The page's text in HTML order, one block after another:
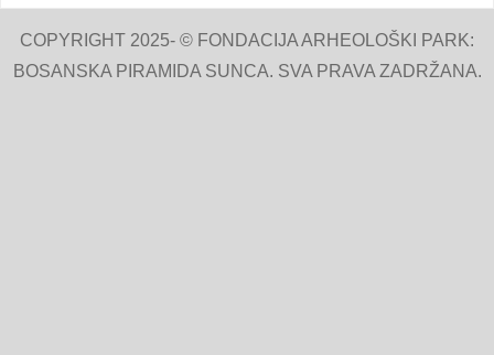
COPYRIGHT 2025- © FONDACIJA ARHEOLOŠKI PARK:
BOSANSKA PIRAMIDA SUNCA. SVA PRAVA ZADRŽANA.